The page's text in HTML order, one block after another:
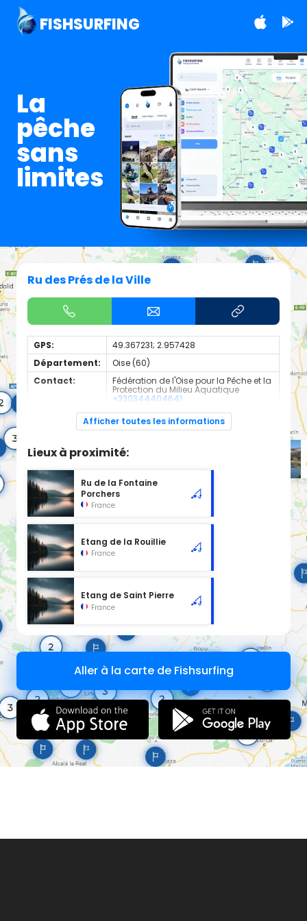
FISHSURFING
La
pêche
sans
limites
Ru des Prés de la Ville
GPS:
49.367231; 2.957428
Département:
Oise (60)
Contact:
Fédération de l'Oise pour la Pêche et la
Protection du Milieu Aquatique
+330344404641
Espèces de
Carnassier, carpe, poisson blanc
catégorie piscicole à cet emplacement.
Afficher toutes les informations
Lieux à proximité:
Ru de la Fontaine
Porchers
France
Etang de la Rouillie
France
Etang de Saint Pierre
France
Aller à la carte de Fishsurfing